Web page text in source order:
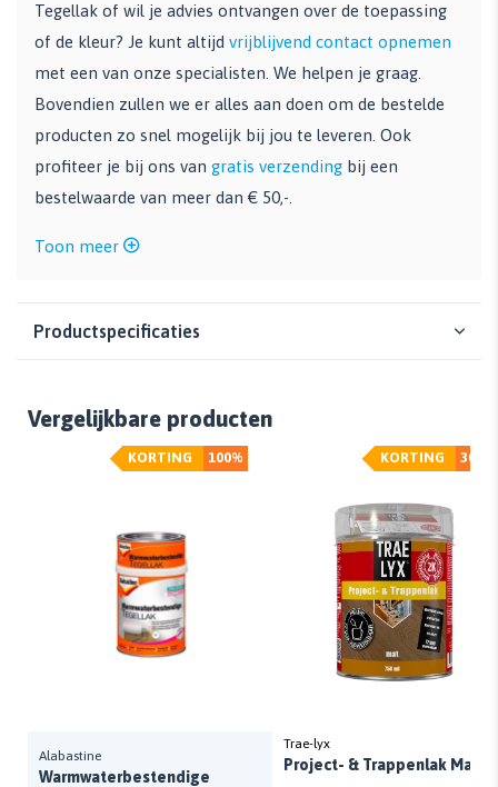
Tegellak of wil je advies ontvangen over de toepassing
of de kleur? Je kunt altijd vrijblijvend contact opnemen
met een van onze specialisten. We helpen je graag.
Bovendien zullen we er alles aan doen om de bestelde
producten zo snel mogelijk bij jou te leveren. Ook
profiteer je bij ons van gratis verzending bij een
bestelwaarde van meer dan € 50,-.
Toon meer
Productspecificaties
Vergelijkbare producten
100%
KORTING
Alabastine
Warmwaterbestendige
30%
KORTING
Trae-lyx
Project- & Trappenlak Mat